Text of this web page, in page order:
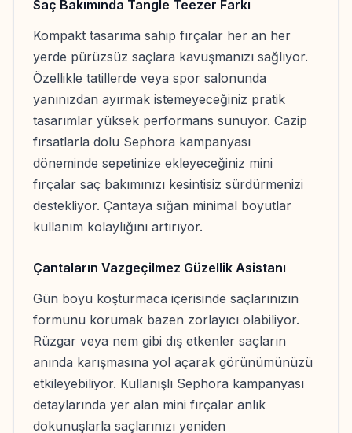
Saç Bakımında Tangle Teezer Farkı
Kompakt tasarıma sahip fırçalar her an her
yerde pürüzsüz saçlara kavuşmanızı sağlıyor.
Özellikle tatillerde veya spor salonunda
yanınızdan ayırmak istemeyeceğiniz pratik
tasarımlar yüksek performans sunuyor. Cazip
fırsatlarla dolu Sephora kampanyası
döneminde sepetinize ekleyeceğiniz mini
fırçalar saç bakımınızı kesintisiz sürdürmenizi
destekliyor. Çantaya sığan minimal boyutlar
kullanım kolaylığını artırıyor.
Çantaların Vazgeçilmez Güzellik Asistanı
Gün boyu koşturmaca içerisinde saçlarınızın
formunu korumak bazen zorlayıcı olabiliyor.
Rüzgar veya nem gibi dış etkenler saçların
anında karışmasına yol açarak görünümünüzü
etkileyebiliyor. Kullanışlı Sephora kampanyası
detaylarında yer alan mini fırçalar anlık
dokunuşlarla saçlarınızı yeniden